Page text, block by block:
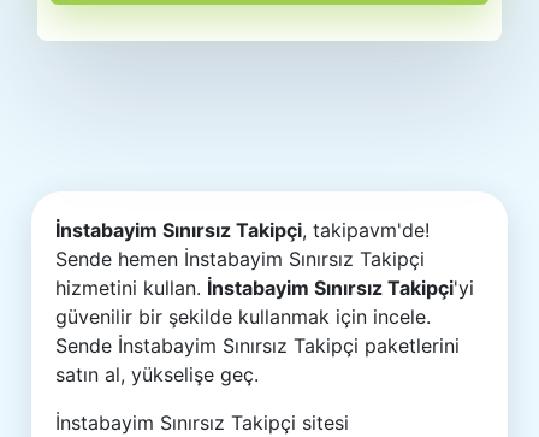
İnstabayim Sınırsız Takipçi, takipavm'de!
Sende hemen İnstabayim Sınırsız Takipçi
hizmetini kullan. İnstabayim Sınırsız Takipçi'yi
güvenilir bir şekilde kullanmak için incele.
Sende İnstabayim Sınırsız Takipçi paketlerini
satın al, yükselişe geç.
İnstabayim Sınırsız Takipçi sitesi